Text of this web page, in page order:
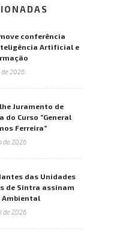
conferência
Artificial e
de 2026
Juramento de
do Curso “General
Ferreira”
de 2026
das Unidades
de Sintra assinam
de 2026